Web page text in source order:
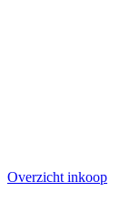
Overzicht inkoop